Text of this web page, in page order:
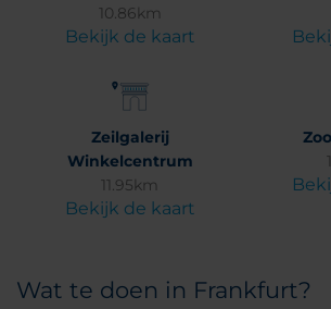
10.86km
Bekijk de kaart
Zeilgalerij
Winkelcentrum
11.95km
Bekijk de kaart
Wat te doen in Frankfurt?